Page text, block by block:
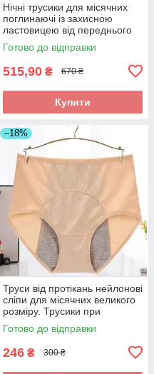
Нічні трусики для місячних
поглинаючі із захисною
ластовицею від переднього
до заднього пояса Бамбукові
Готово до відправки
515,90 ₴ 670 ₴
Купити
–18%
Труси від протікань нейлонові
сліпи для місячних великого
розміру. Трусики при
підтіканні сечи. Максимально
висока посадка
Готово до відправки
246 ₴ 300 ₴